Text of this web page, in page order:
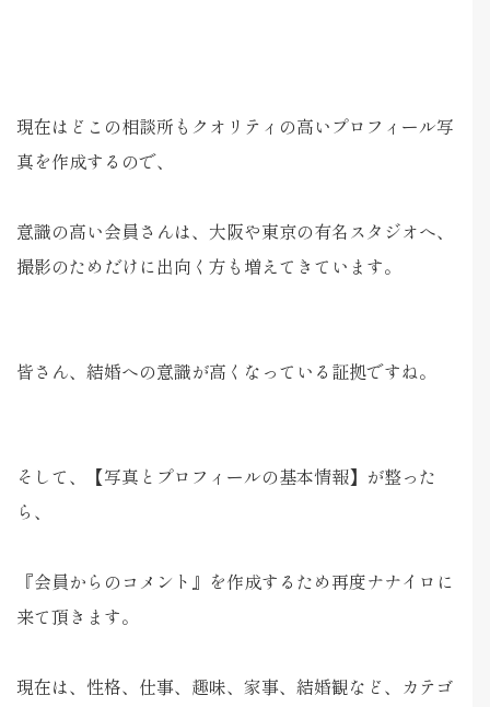
現在はどこの相談所もクオリティの高いプロフィール写
真を作成するので、
意識の高い会員さんは、大阪や東京の有名スタジオへ、
撮影のためだけに出向く方も増えてきています。
皆さん、結婚への意識が高くなっている証拠ですね。
そして、【写真とプロフィールの基本情報】が整った
ら、
『会員からのコメント』を作成するため再度ナナイロに
来て頂きます。
現在は、性格、仕事、趣味、家事、結婚観など、カテゴ